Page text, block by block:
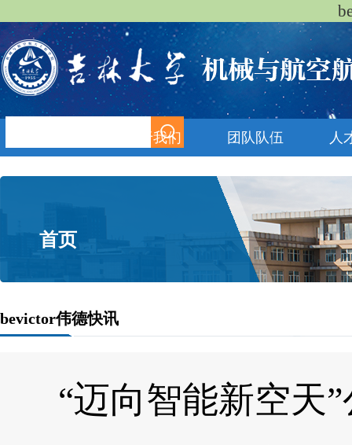
关于我们 团队队伍 人
首页
bevictor伟德快讯
“迈向智能新空天